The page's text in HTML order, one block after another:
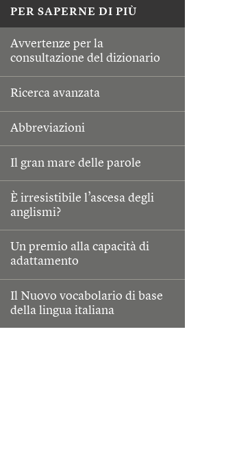
PER SAPERNE DI PIÙ
Avvertenze per la
consultazione del dizionario
Ricerca avanzata
Abbreviazioni
Il gran mare delle parole
È irresistibile l’ascesa degli
anglismi?
Un premio alla capacità di
adattamento
Il Nuovo vocabolario di base
della lingua italiana